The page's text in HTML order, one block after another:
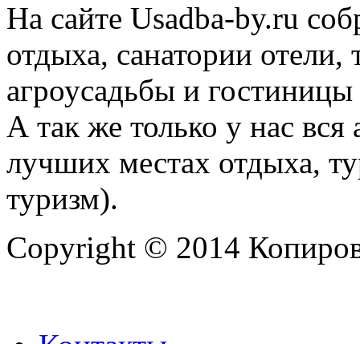
На сайте Usadba-by.ru
отдыха, санатории
агроусадьбы и
А так же только у нас
лучших местах отдыха,
туризм).
Copyright © 2014